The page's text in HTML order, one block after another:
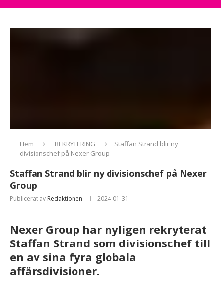
Hem REKRYTERING
Staffan Strand blir ny
divisionschef på Nexer Group
Staffan Strand blir ny divisionschef på Nexer
Group
Publicerat av Redaktionen 2024-01-31
Nexer Group har nyligen rekryterat
Staffan Strand som divisionschef till
en av sina fyra globala
affärsdivisioner.